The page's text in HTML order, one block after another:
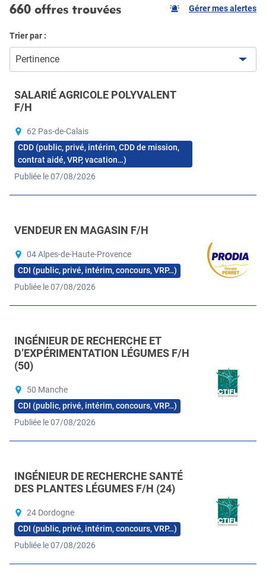
660 offres trouvées Gérer mes alertes
Trier par :
Pertinence
SALARIÉ AGRICOLE POLYVALENT
F/H
62 Pas-de-Calais
CDD (public, privé, intérim, CDD de mission,
contrat aidé, VRP, vacation…)
Publiée le 07/08/2026
VENDEUR EN MAGASIN F/H
04 Alpes-de-Haute-Provence
CDI (public, privé, intérim, concours, VRP…)
Publiée le 07/08/2026
INGÉNIEUR DE RECHERCHE ET
D’EXPÉRIMENTATION LÉGUMES F/H
(50)
50 Manche
CDI (public, privé, intérim, concours, VRP…)
Publiée le 07/08/2026
INGÉNIEUR DE RECHERCHE SANTÉ
DES PLANTES LÉGUMES F/H (24)
24 Dordogne
CDI (public, privé, intérim, concours, VRP…)
Publiée le 07/08/2026